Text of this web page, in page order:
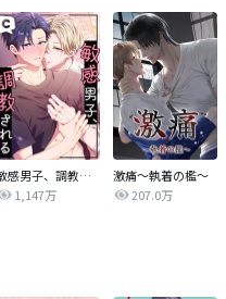
敏感男子、調教される
1,147万
激痛～執着の檻～
207.0万